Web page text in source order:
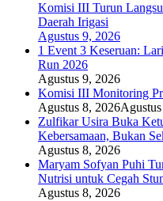
Komisi III Turun
Daerah Irigasi
Agustus 9, 2026
1 Event 3 Keseruan:
Run 2026
Agustus 9, 2026
Komisi III Monitoring
Agustus 8, 2026
Zulfikar Usira Buka
Kebersamaan, Bukan
Agustus 8, 2026
Maryam Sofyan Puhi
Nutrisi untuk Cegah
Agustus 8, 2026